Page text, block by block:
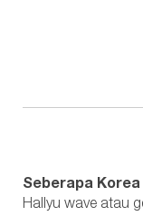
Seberapa Korea
Hallyu wave atau